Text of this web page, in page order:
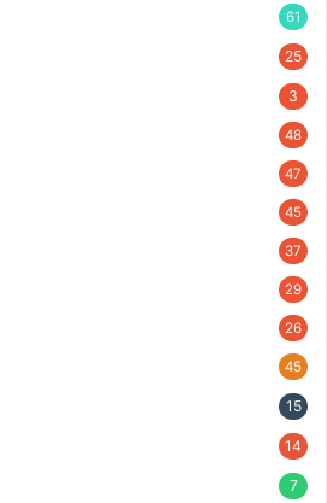
61
25
3
48
47
45
37
29
26
45
15
14
7